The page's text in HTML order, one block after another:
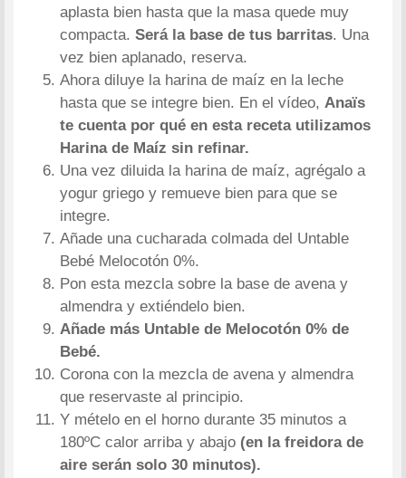
aplasta bien hasta que la masa quede muy
compacta.Será la base de tus barritas. Una
vez bien aplanado, reserva.
Ahora diluye la harina de maíz en la leche
hasta que se integre bien. En el vídeo,Anaïs
te cuenta por qué en esta receta utilizamos
Harina de Maíz sin refinar.
Una vez diluida la harina de maíz, agrégalo a
yogur griego y remueve bien para que se
integre.
Añade una cucharada colmada del Untable
Bebé Melocotón 0%.
Pon esta mezcla sobre la base de avena y
almendra y extiéndelo bien.
Añade más Untable de Melocotón 0% de
Bebé.
Corona con la mezcla de avena y almendra
que reservaste al principio.
Y mételo en el horno durante 35 minutos a
180ºC calor arriba y abajo (en la freidora de
aire serán solo 30 minutos).